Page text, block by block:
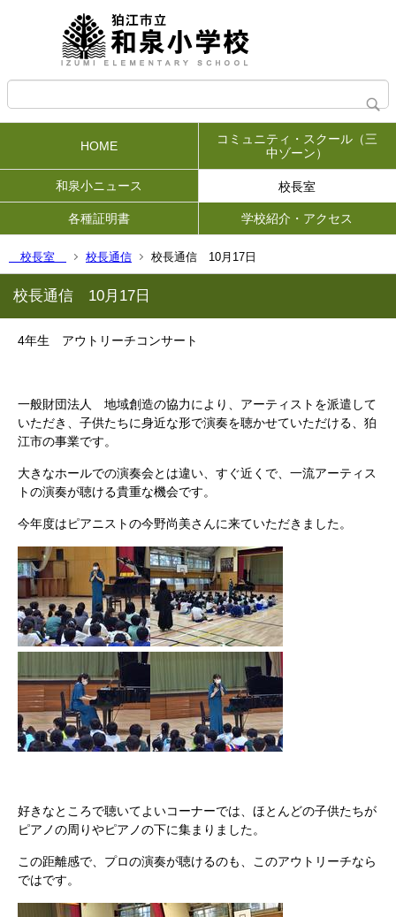
HOME
コミュニティ・スクール（三
中ゾーン）
和泉小ニュース 校長室
各種証明書 学校紹介・アクセス
校長室 校長通信 校長通信 10月17日
校長通信 10月17日
4年生 アウトリーチコンサート
一般財団法人 地域創造の協力により、アーティストを派遣して
いただき、子供たちに身近な形で演奏を聴かせていただける、狛
江市の事業です。
大きなホールでの演奏会とは違い、すぐ近くで、一流アーティス
トの演奏が聴ける貴重な機会です。
今年度はピアニストの今野尚美さんに来ていただきました。
好きなところで聴いてよいコーナーでは、ほとんどの子供たちが
ピアノの周りやピアノの下に集まりました。
この距離感で、プロの演奏が聴けるのも、このアウトリーチなら
ではです。